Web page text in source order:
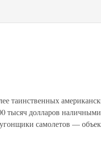
таинственных
тысяч долларов
самолетов —